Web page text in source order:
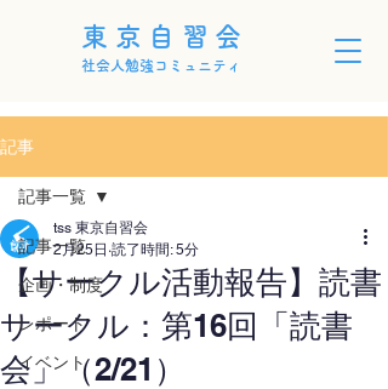
東京自習会
社会人勉強コミュニティ
記事
記事一覧
企画・制度
レポート
イベント
記事一覧
【サークル活動報告】読書
サークル：第16回「読書
会」（2/21）
tss 東京自習会
2月25日 読了時間: 5分